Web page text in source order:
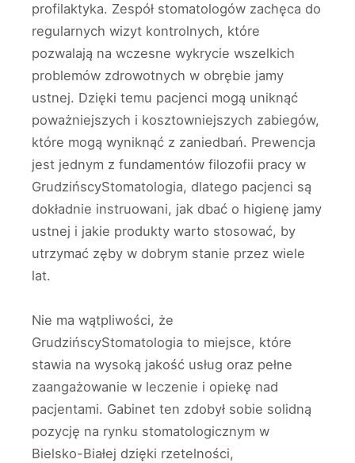
profilaktyka. Zespół stomatologów zachęca do
regularnych wizyt kontrolnych, które
pozwalają na wczesne wykrycie wszelkich
problemów zdrowotnych w obrębie jamy
ustnej. Dzięki temu pacjenci mogą uniknąć
poważniejszych i kosztowniejszych zabiegów,
które mogą wyniknąć z zaniedbań. Prewencja
jest jednym z fundamentów filozofii pracy w
GrudzińscyStomatologia, dlatego pacjenci są
dokładnie instruowani, jak dbać o higienę jamy
ustnej i jakie produkty warto stosować, by
utrzymać zęby w dobrym stanie przez wiele
lat.
Nie ma wątpliwości, że
GrudzińscyStomatologia to miejsce, które
stawia na wysoką jakość usług oraz pełne
zaangażowanie w leczenie i opiekę nad
pacjentami. Gabinet ten zdobył sobie solidną
pozycję na rynku stomatologicznym w
Bielsko-Białej dzięki rzetelności,